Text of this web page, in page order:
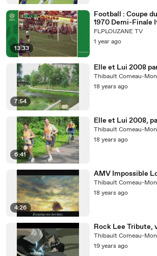
13:33
Football : Coupe
1970 Demi-Finale
1970, Mexico,
FLPLOUZANE TV
1 year ago
7:54
Elle et Lui 2008
Thibault Comeau-
18 years ago
6:41
Elle et Lui 2008,
Thibault Comeau-
18 years ago
4:26
AMV Impossible
Thibault Comeau-
18 years ago
Rock Lee Tribute,
Thibault Comeau-
19 years ago